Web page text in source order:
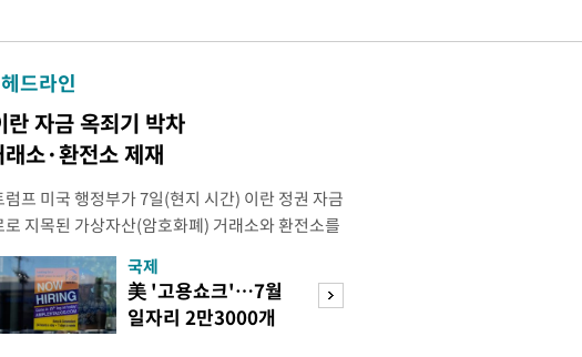
드라인
자금 옥죄기 박차
소·환전소 제재
프 미국 행정부가 7일(현지 시간) 이란 정권 자금
로 지목된 가상자산(암호화폐) 거래소와 환전소를
재했다. 미 재무부 해외자산통제국(OFAC)은 이날
비대(IRGC) 자금 조달에 이용된 디지털 자산 거
란의 해외 석유 판매 대금 회수에 동원된 환전 네
각 제재한다고 밝혔다. 동유럽 조지아
국제
美 '고용쇼크'…7월
일자리 2만3000개